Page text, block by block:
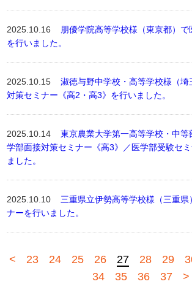
2025.10.16 朋優学院高等学校様（東京都）
を行いました。
2025.10.15淑徳与野中学校・高等学校様（
対策セミナー《高2・高3》を行いました。
2025.10.14東京農業大学第一高等学校・中
学部面接対策セミナー《高3》／医学部受験セ
ました。
2025.10.10三重県立伊勢高等学校様（三重県
ナーを行いました。
< 23 24 25 26 27 28 29
34
35 36 37 >